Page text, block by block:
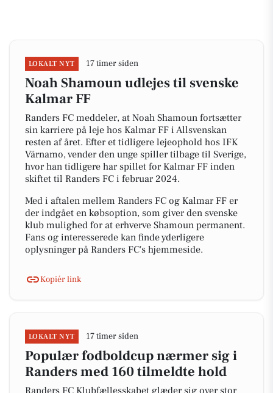
LOKALT NYT 17 timer siden
Noah Shamoun udlejes til svenske
Kalmar FF
Randers FC meddeler, at Noah Shamoun fortsætter
sin karriere på leje hos Kalmar FF i Allsvenskan
resten af året. Efter et tidligere lejeophold hos IFK
Värnamo, vender den unge spiller tilbage til Sverige,
hvor han tidligere har spillet for Kalmar FF inden
skiftet til Randers FC i februar 2024.
Med i aftalen mellem Randers FC og Kalmar FF er
der indgået en købsoption, som giver den svenske
klub mulighed for at erhverve Shamoun permanent.
Fans og interesserede kan finde yderligere
oplysninger på Randers FC's hjemmeside.
Kopiér link
LOKALT NYT 17 timer siden
Populær fodboldcup nærmer sig i
Randers med 160 tilmeldte hold
Randers FC Klubfællesskabet glæder sig over stor